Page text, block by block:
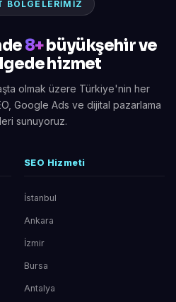
BÖLGELERIMIZ
8+büyükşehir ve
hizmet
olmak üzere Türkiye'nin her
Google Ads ve dijital pazarlama
sunuyoruz.
SEO Hizmeti
İstanbul
Ankara
İzmir
Bursa
Antalya